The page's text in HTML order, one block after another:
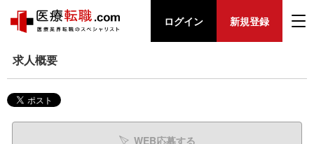
ログイン 新規登録
求人概要
WEB応募する